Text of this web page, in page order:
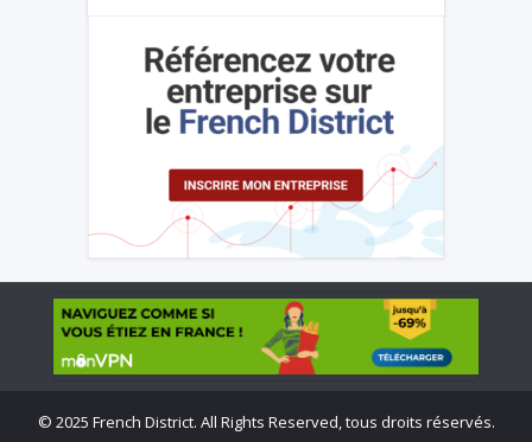
© 2025 French District. All Rights Reserved, tous droits réservés.